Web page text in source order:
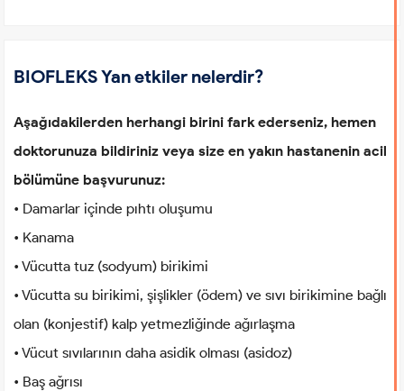
BIOFLEKS Yan etkiler nelerdir?
Aşağıdakilerden herhangi birini fark ederseniz, hemen
doktorunuza bildiriniz veya size en yakın hastanenin acil
bölümüne başvurunuz:
• Damarlar içinde pıhtı oluşumu
• Kanama
• Vücutta tuz (sodyum) birikimi
• Vücutta su birikimi, şişlikler (ödem) ve sıvı birikimine bağlı
olan (konjestif) kalp yetmezliğinde ağırlaşma
• Vücut sıvılarının daha asidik olması (asidoz)
• Baş ağrısı